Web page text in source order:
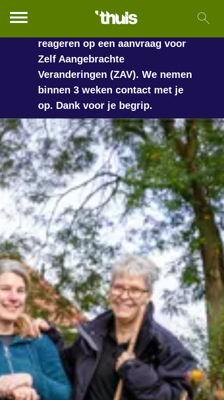
Naar hoofdinhoud
Naar hoofdnavigatiemenu
Naar zoeken
Naar de homepage
Ga naar Hoofd
langer duren voordat we
reageren op een aanvraag voor
Zelf Aangebrachte
Veranderingen (ZAV). We nemen
binnen 3 weken contact met je
op. Dank voor je begrip.